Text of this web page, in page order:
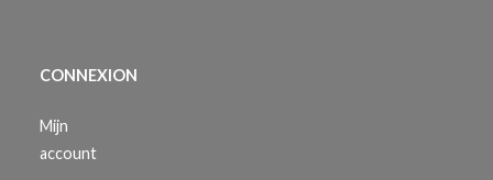
CONNEXION
Mijn
account